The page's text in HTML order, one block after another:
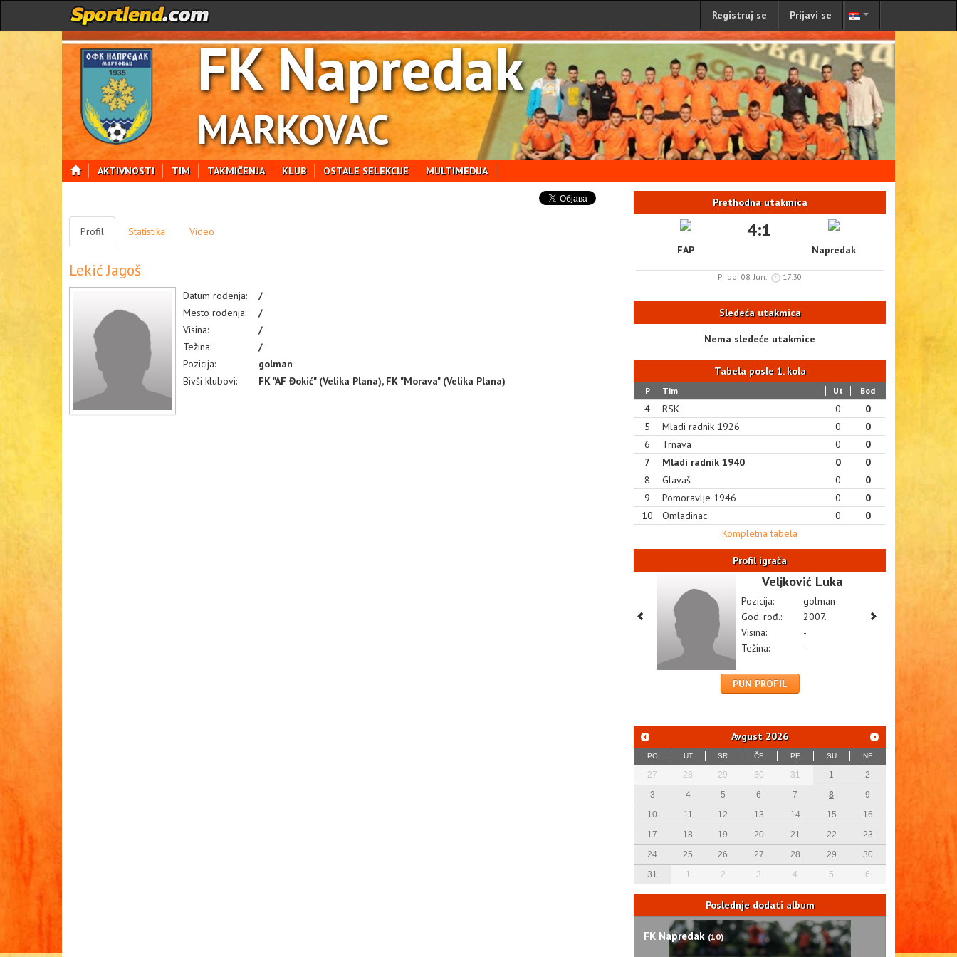
Registruj se Prijavi se
FK Napredak
MARKOVAC
AKTIVNOSTI TIM TAKMIČENJA KLUB OSTALE SELEKCIJE MULTIMEDIJA
Profil Statistika Video
Lekić Jagoš
Datum rođenja:
/
Mesto rođenja:
/
Visina:
/
Težina:
/
Pozicija:
golman
Bivši klubovi:
FK "AF Đokić" (Velika Plana), FK "Morava" (Velika Plana)
Prethodna utakmica
4:1
FAP Napredak
Priboj 08. Jun. 17:30
Sledeća utakmica
Nema sledeće utakmice
Tabela posle 1. kola
P Tim Ut Bod
4 RSK 0
0
5
Mladi radnik 1926 0
0
6
Trnava 0
0
7
Mladi radnik 1940 0
0
8
Glavaš 0
0
9
Pomoravlje 1946 0
0
10
Omladinac 0
0
Kompletna tabela
Profil igrača
Veljković Luka
Pozicija:
golman
God. rođ.:
2007.
Visina:
-
Težina:
-
PUN PROFIL
Avgust 2026
PO UT SR ČE PE SU NE
27 28 29 30 31 1
2
3
4 5 6 7 8
9
10
11 12 13 14 15
16
17
18 19 20 21 22
23
24
25 26 27 28 29
30
31
1 2 3 4 5 6
Poslednje dodati album
FK Napredak (10)